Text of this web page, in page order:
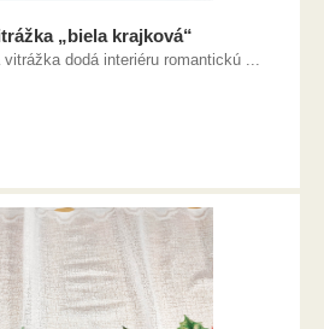
„biela krajková“
dodá interiéru romantickú ...